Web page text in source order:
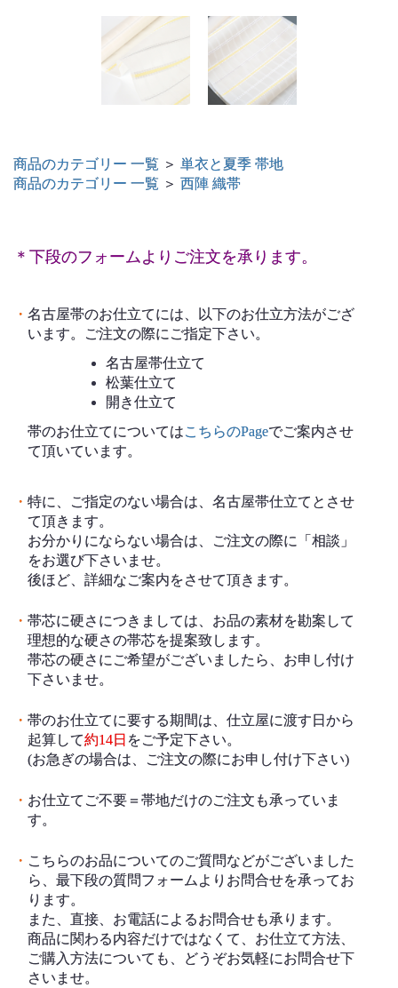
商品のカテゴリー 一覧 ＞ 単衣と夏季 帯地
商品のカテゴリー 一覧 ＞ 西陣 織帯
＊下段のフォームよりご注文を承ります。
・ 名古屋帯のお仕立てには、以下のお仕立方法がござ
います。ご注文の際にご指定下さい。
名古屋帯仕立て
松葉仕立て
開き仕立て
帯のお仕立てについてはこちらのPageでご案内させ
て頂いています。
・ 特に、ご指定のない場合は、名古屋帯仕立てとさせ
て頂きます。
お分かりにならない場合は、ご注文の際に「相談」
をお選び下さいませ。
後ほど、詳細なご案内をさせて頂きます。
・ 帯芯に硬さにつきましては、お品の素材を勘案して
理想的な硬さの帯芯を提案致します。
帯芯の硬さにご希望がございましたら、お申し付け
下さいませ。
・ 帯のお仕立てに要する期間は、仕立屋に渡す日から
起算して約14日 をご予定下さい。
(お急ぎの場合は、ご注文の際にお申し付け下さい)
・ お仕立てご不要＝帯地だけのご注文も承っていま
す。
・ こちらのお品についてのご質問などがございました
ら、最下段の質問フォームよりお問合せを承ってお
ります。
また、直接、お電話によるお問合せも承ります。
商品に関わる内容だけではなくて、お仕立て方法、
ご購入方法についても、どうぞお気軽にお問合せ下
さいませ。